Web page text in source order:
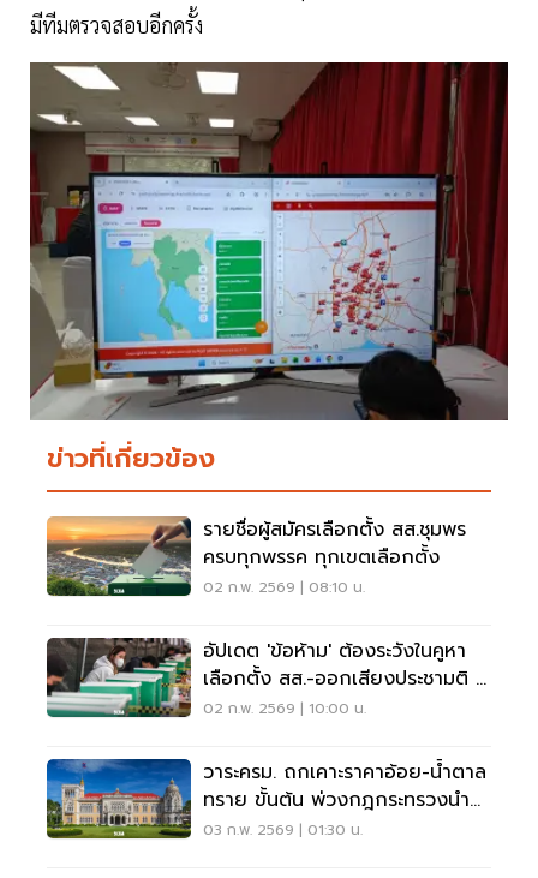
มีทีมตรวจสอบอีกครั้ง
ข่าวที่เกี่ยวข้อง
รายชื่อผู้สมัครเลือกตั้ง สส.ชุมพร
ครบทุกพรรค ทุกเขตเลือกตั้ง
02 ก.พ. 2569 | 08:10 น.
อัปเดต 'ข้อห้าม' ต้องระวังในคูหา
เลือกตั้ง สส.-ออกเสียงประชามติ 8
ก.พ. 2569
02 ก.พ. 2569 | 10:00 น.
วาระครม. ถกเคาะราคาอ้อย-น้ำตาล
ทราย ขั้นต้น พ่วงกฎกระทรวงนำ
เข้าสุรา
03 ก.พ. 2569 | 01:30 น.